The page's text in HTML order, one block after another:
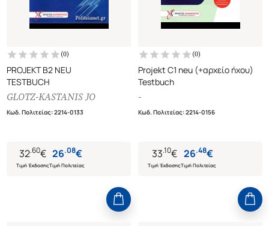
(0)
PROJEKT B2 NEU
TESTBUCH
GLOTZ-KASTANIS JO
Κωδ. Πολιτείας:2214-0133
32.60€
Τιμή Έκδοσης
26.08€
Τιμή Πολιτείας
(0)
Projekt C1 neu (+αρχείο ήχου)
Testbuch
-
Κωδ. Πολιτείας:2214-0156
33.10€
Τιμή Έκδοσης
26.48€
Τιμή Πολιτείας